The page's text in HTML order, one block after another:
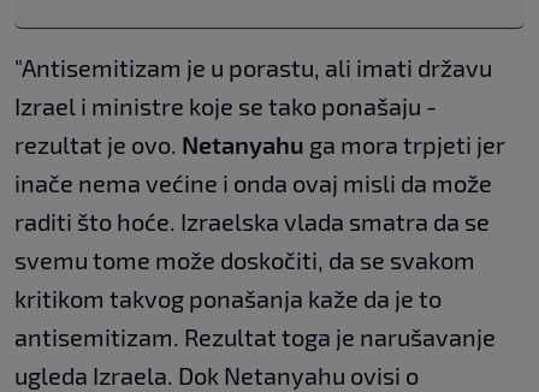
"Antisemitizam je u porastu, ali imati državu
Izrael i ministre koje se tako ponašaju -
rezultat je ovo. Netanyahu ga mora trpjeti jer
inače nema većine i onda ovaj misli da može
raditi što hoće. Izraelska vlada smatra da se
svemu tome može doskočiti, da se svakom
kritikom takvog ponašanja kaže da je to
antisemitizam. Rezultat toga je narušavanje
ugleda Izraela. Dok Netanyahu ovisi o